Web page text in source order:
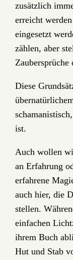
zusätzlich
erreicht
eingesetzt
zählen, aber
Zaubersprüche
Diese
ist.
Auch wollen
an Erfahrung
erfahrene
auch hier, die
stellen.
einfachen
ihrem Buch
Hut und Stab